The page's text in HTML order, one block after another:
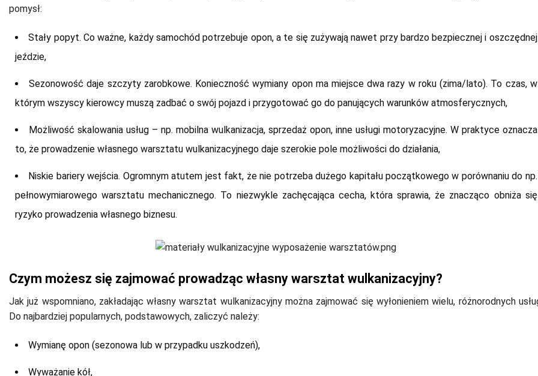
pomysł:
Stały popyt. Co ważne, każdy samochód potrzebuje opon, a te się zużywają nawet przy bardzo bezpiecznej i oszczędnej
jeździe,
Sezonowość daje szczyty zarobkowe. Konieczność wymiany opon ma miejsce dwa razy w roku (zima/lato). To czas, w
którym wszyscy kierowcy muszą zadbać o swój pojazd i przygotować go do panujących warunków atmosferycznych,
Możliwość skalowania usług – np. mobilna wulkanizacja, sprzedaż opon, inne usługi motoryzacyjne. W praktyce oznacza
to, że prowadzenie własnego warsztatu wulkanizacyjnego daje szerokie pole możliwości do działania,
Niskie bariery wejścia. Ogromnym atutem jest fakt, że nie potrzeba dużego kapitału początkowego w porównaniu do np.
pełnowymiarowego warsztatu mechanicznego. To niezwykle zachęcająca cecha, która sprawia, że znacząco obniża się
ryzyko prowadzenia własnego biznesu.
Czym możesz się zajmować prowadząc własny warsztat wulkanizacyjny?
Jak już wspomniano, zakładając własny warsztat wulkanizacyjny można zajmować się wyłonieniem wielu, różnorodnych
Do najbardziej popularnych, podstawowych, zaliczyć należy:
Wymianę opon (sezonowa lub w przypadku uszkodzeń),
Wyważanie kół,